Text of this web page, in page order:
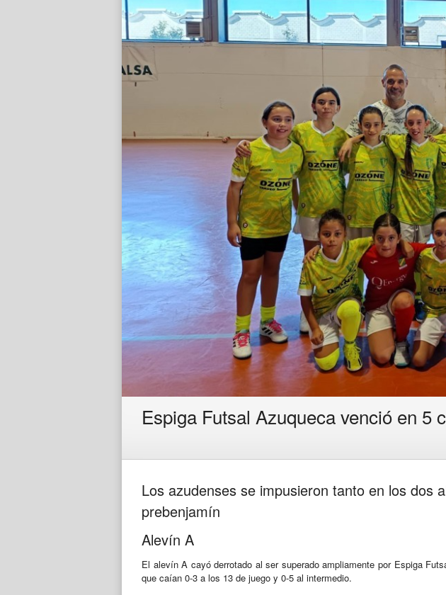
Espiga Futsal Azuqueca venció en 5
Los azudenses se impusieron tanto en los dos
prebenjamín
Alevín A
El alevín A cayó derrotado al ser superado ampliamente por Espiga
que caían 0-3 a los 13 de juego y 0-5 al intermedio.